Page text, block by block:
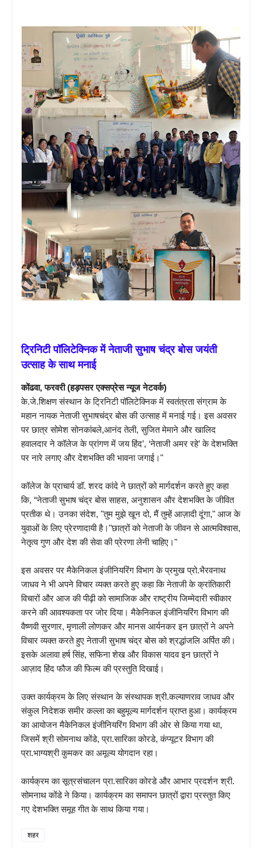
ट्रिनिटी पॉलिटेक्निक में नेताजी सुभाष चंद्र बोस जयंती
उत्साह के साथ मनाई
कोंढवा, फरवरी (हड़पसर एक्सप्रेस न्यूज नेटवर्क)
के.जे.शिक्षण संस्थान के ट्रिनिटी पॉलिटेक्निक में स्वतंत्रता संग्राम के
महान नायक नेताजी सुभाषचंद्र बोस की उत्साह में मनाई गई। इस अवसर
पर छात्र सोमेश सोनकांबले,आनंद तेली, सुजित मेमाने और खालिद
हवालदार ने कॉलेज के प्रांगण में जय हिंद’, ‘नेताजी अमर रहे’ के देशभक्ति
पर नारे लगाए और देशभक्ति की भावना जगाई।"
कॉलेज के प्राचार्य डॉ. शरद कांदे ने छात्रों को मार्गदर्शन करते हुए कहा
कि, “नेताजी सुभाष चंद्र बोस साहस, अनुशासन और देशभक्ति के जीवित
प्रतीक थे। उनका संदेश, "तुम मुझे खून दो, मैं तुम्हें आज़ादी दूंगा," आज के
युवाओं के लिए प्रेरणादायी है।"छात्रों को नेताजी के जीवन से आत्मविश्वास,
नेतृत्व गुण और देश की सेवा की प्रेरणा लेनी चाहिए।"
इस अवसर पर मैकेनिकल इंजीनियरिंग विभाग के प्रमुख प्रो.भैरवनाथ
जाधव ने भी अपने विचार व्यक्त करते हुए कहा कि नेताजी के क्रांतिकारी
विचारों और आज की पीढ़ी को सामाजिक और राष्ट्रीय जिम्मेदारी स्वीकार
करने की आवश्यकता पर जोर दिया। मैकेनिकल इंजीनियरिंग विभाग की
वैष्णवी सुरणार, मृणाली लोणकर और मानस आर्यनकर इन छात्रों ने अपने
विचार व्यक्त करते हुए नेताजी सुभाष चंद्र बोस को श्रद्धांजलि अर्पित की।
इसके अलावा हर्ष सिंह, सफिना शेख और विकास यादव इन छात्रों ने
आज़ाद हिंद फौज की फिल्म की प्रस्तुति दिखाई।
उक्त कार्यक्रम के लिए संस्थान के संस्थापक श्री.कल्याणराव जाधव और
संकुल निदेशक समीर कल्ला का बहुमूल्य मार्गदर्शन प्राप्त हुआ। कार्यक्रम
का आयोजन मैकेनिकल इंजीनियरिंग विभाग की ओर से किया गया था,
जिसमें श्री सोमनाथ कोंडे, प्रा.सारिका कोरडे, कंप्यूटर विभाग की
प्रा.भाग्यश्री कुमकर का अमूल्य योगदान रहा।
कार्यक्रम का सूत्रसंचालन प्रा.सारिका कोरडे और आभार प्रदर्शन श्री.
सोमनाथ कोंडे ने किया। कार्यक्रम का समापन छात्रों द्वारा प्रस्तुत किए
गए देशभक्ति समूह गीत के साथ किया गया।
शहर